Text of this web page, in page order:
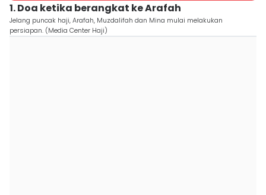
1. Doa ketika berangkat ke Arafah
Jelang puncak haji, Arafah, Muzdalifah dan Mina mulai melakukan
persiapan. (Media Center Haji)